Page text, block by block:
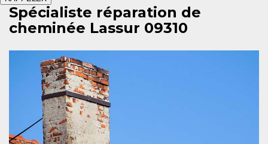
Spécialiste réparation de
cheminée Lassur 09310